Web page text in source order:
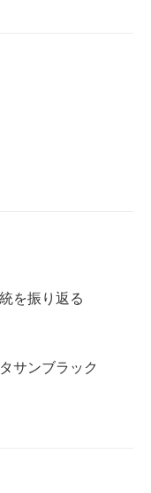
を振り返る
サンブラック